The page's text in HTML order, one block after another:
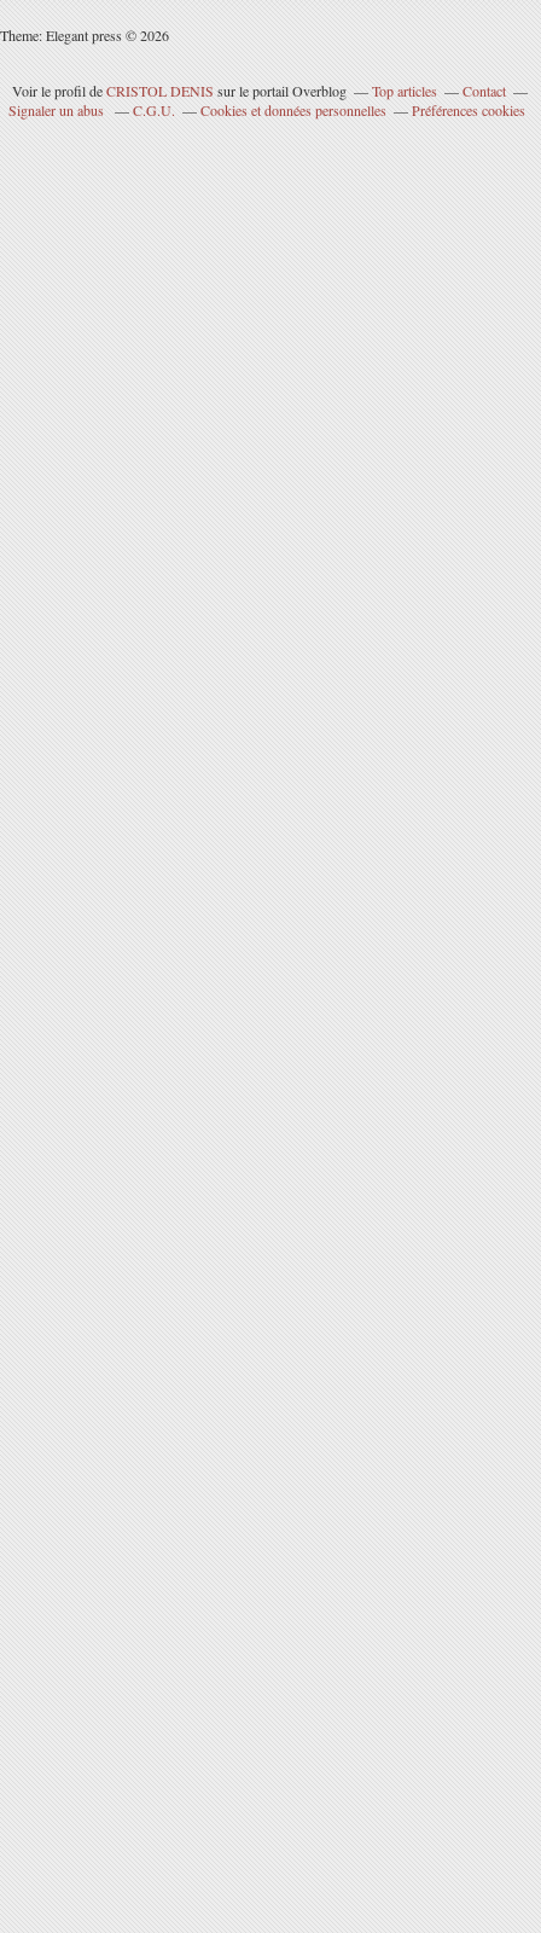
Theme: Elegant press © 2026
Voir le profil deCRISTOL DENIS sur le portail Overblog Top articles
Contact
Signaler un abus
C.G.U. Cookies et données personnelles Préférences cookies